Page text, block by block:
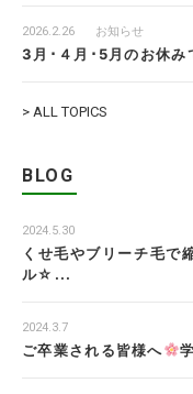
2026.2.26 お知らせ
3月･４月･5月のお休み
> ALL TOPICS
BLOG
2024.5.30
くせ毛やブリーチ毛で
ル☆...
2024.3.7
ご卒業される皆様へ